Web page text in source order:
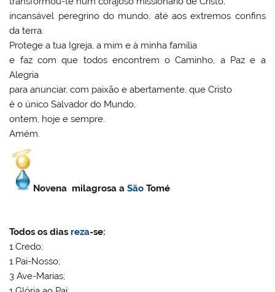
incansável peregrino do mundo, até aos extremos confins
da terra.
Protege a tua Igreja, a mim e à minha família
e faz com que todos encontrem o Caminho, a Paz e a
Alegria
para anunciar, com paixão e abertamente, que Cristo
é o único Salvador do Mundo,
ontem, hoje e sempre.
Amém.
Novena milagrosa aSão Tomé
Todos os dias reza-se:
1 Credo;
1 Pai-Nosso;
3 Ave-Marias;